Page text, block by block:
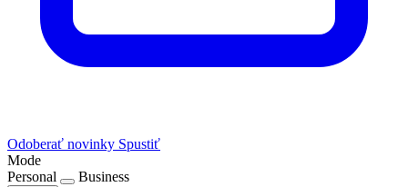
Odoberať novinky Spustiť
Mode
Personal
Business